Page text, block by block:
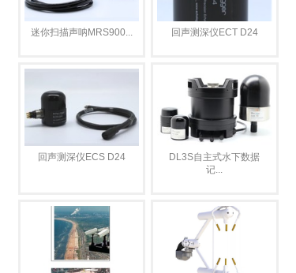
迷你扫描声呐MRS900... 回声测深仪ECT D24
回声测深仪ECS D24
DL3S自主式水下数据
记...